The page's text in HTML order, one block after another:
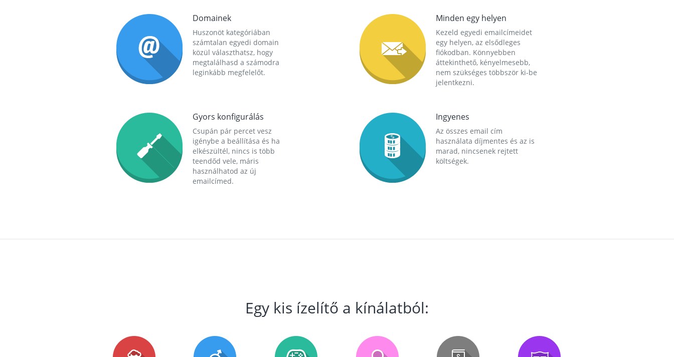
Domainek
Huszonöt kategóriában
számtalan egyedi domain
közül választhatsz, hogy
megtalálhasd a számodra
leginkább megfelelőt.
Minden egy helyen
Kezeld egyedi emailcímeidet
egy helyen, az elsődleges
fiókodban. Könnyebben
áttekinthető, kényelmesebb,
nem szükséges többször ki-be
jelentkezni.
Gyors konfigurálás
Csupán pár percet vesz
igénybe a beállítása és ha
elkészültél, nincs is több
teendőd vele, máris
használhatod az új
emailcímed.
Ingyenes
Az összes email cím
használata díjmentes és az is
marad, nincsenek rejtett
költségek.
Egy kis ízelítő a kínálatból: